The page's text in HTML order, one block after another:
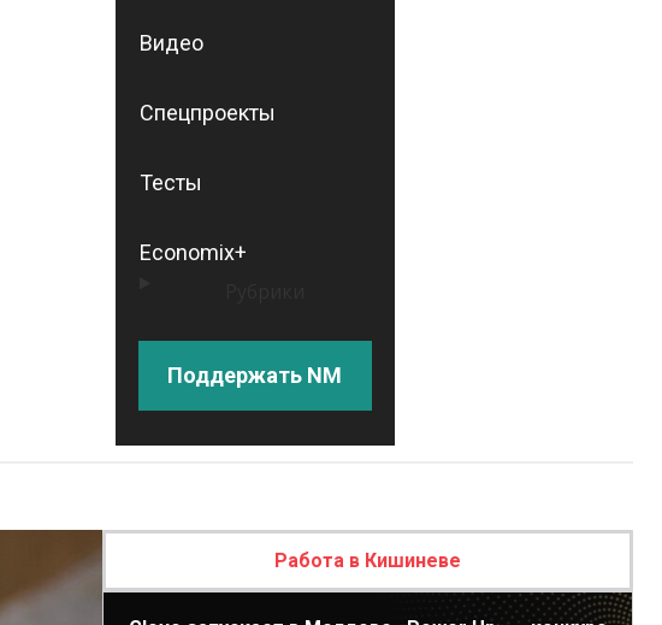
Видео
Спецпроекты
Тесты
Economix+
Поддержать NM
Работа в Кишиневе